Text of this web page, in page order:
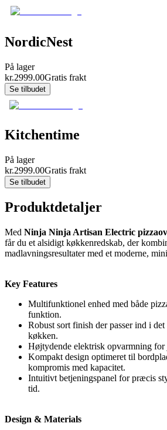
NordicNest
På lager
kr.2999.00Gratis frakt
Se tilbudet
Kitchentime
På lager
kr.2999.00Gratis frakt
Se tilbudet
Produktdetaljer
Med Ninja Ninja Artisan Electric
får du et alsidigt køkkenredskab, der
madlavningsresultater med et moderne,
Key Features
Multifunktionel enhed med både
funktion.
Robust sort finish der passer ind i
køkken.
Højtydende elektrisk opvarmning
Kompakt design optimeret til
kompromis med kapacitet.
Intuitivt betjeningspanel for præcis
tid.
Design & Materials